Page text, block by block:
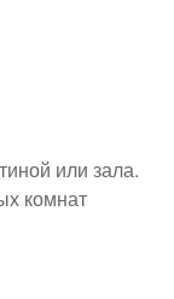
или зала.
комнат